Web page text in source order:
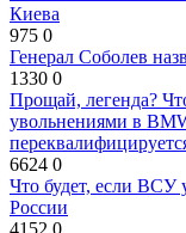
Киева
975 0
Генерал Соболев
1330 0
Прощай, легенда?
увольнениями в
6624 0
Что будет, если ВСУ
России